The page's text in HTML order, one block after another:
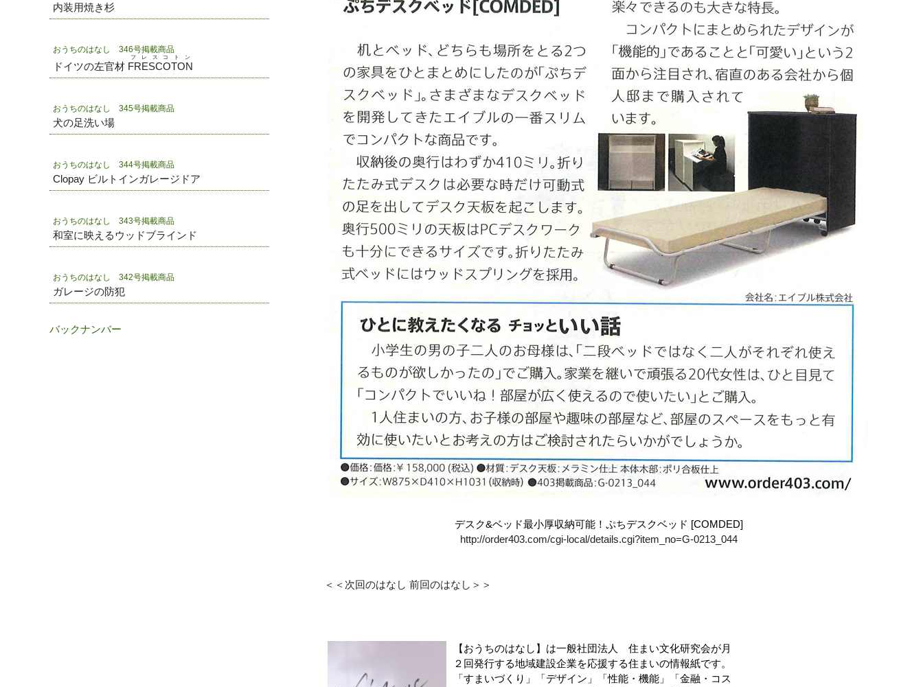
内装用焼き杉
おうちのはなし 346号掲載商品
ドイツの左官材 FRESCOTON
フレスコトン
おうちのはなし 345号掲載商品
犬の足洗い場
おうちのはなし 344号掲載商品
Clopay ビルトインガレージドア
おうちのはなし 343号掲載商品
和室に映えるウッドブラインド
おうちのはなし 342号掲載商品
ガレージの防犯
バックナンバー
デスク&ベッド最小厚収納可能！ぷちデスクベッド [COMDED]
http://order403.com/cgi-local/details.cgi?item_no=G-0213_044
＜＜次回のはなし 前回のはなし＞＞
【おうちのはなし】は一般社団法人 住まい文化研究会が月
２回発行する地域建設企業を応援する住まいの情報紙です。
「すまいづくり」「デザイン」「性能・機能」「金融・コス